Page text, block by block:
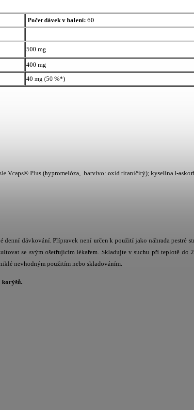
Počet dávek v balení: 60
500 mg
400 mg
40 mg (50 %*)
Vcaps® Plus (hypromelóza, barvivo: oxid titaničitý); kyselina l-
dávkování. Přípravek není určen k použití jako náhrada pestré
se svým ošetřujícím lékařem. Skladujte v suchu při teplotě do
nevhodným použitím nebo skladováním.
korýšů.